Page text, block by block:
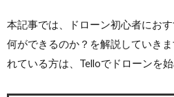
本記事では、ドローン初心者にお
何ができるのか？を解説していき
れている方は、Telloでドローンを始